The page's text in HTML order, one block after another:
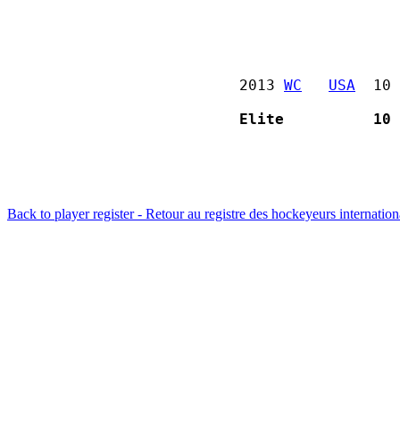
2013 WC USA
10
Elite          10
Back to player register - Retour au registre des hockeyeurs